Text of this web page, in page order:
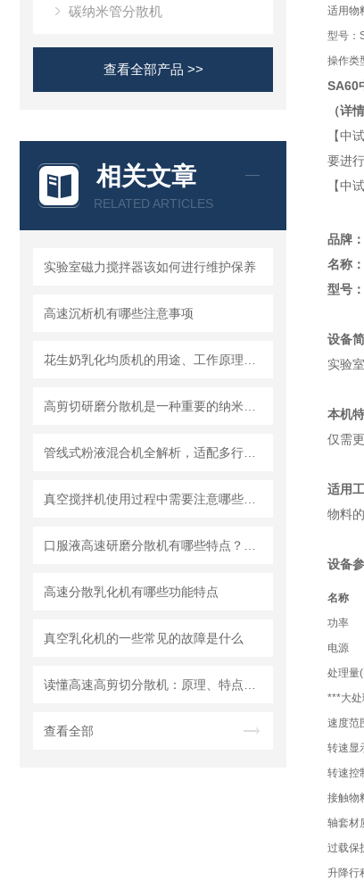
碳纳米管分散机
查看全部产品 >>
相关文章
RELATED ARTICLES
实验室磁力搅拌器该如何进行维护保养
高速沉析机有哪些注意事项
高速分散乳化机有哪些功能特点
真空乳化机的一些常见的故障是什么
查看全部
适用物
型号：
操作类
SA60
（详
【中
要进
【中
品牌
名称：
型号：
设备
实验
本机
仅需
适用
物料
设备
名称
功率
电源
处理量
***大处
速度范
转速显
转速控
接触物
轴套材
过载保
升降行